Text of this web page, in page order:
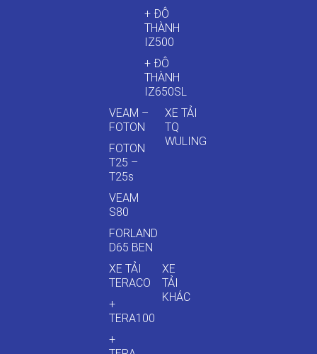
+ ĐÔ
THÀNH
IZ500
+ ĐÔ
THÀNH
IZ650SL
VEAM –
FOTON
FOTON
T25 –
T25s
VEAM
S80
FORLAND
D65 BEN
XE TẢI
TQ
WULING
XE TẢI
TERACO
+
TERA100
+
XE
TẢI
KHÁC